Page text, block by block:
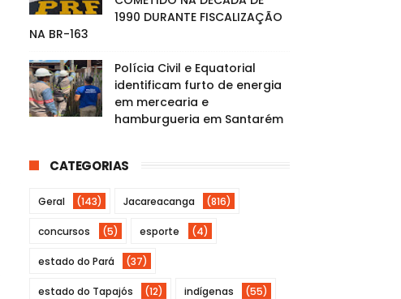
1990 DURANTE FISCALIZAÇÃO
NA BR-163
Polícia Civil e Equatorial
identificam furto de energia
em mercearia e
hamburgueria em Santarém
CATEGORIAS
Geral (143) Jacareacanga (816)
concursos (5) esporte (4)
estado do Pará (37)
estado do Tapajós (12) indígenas (55)